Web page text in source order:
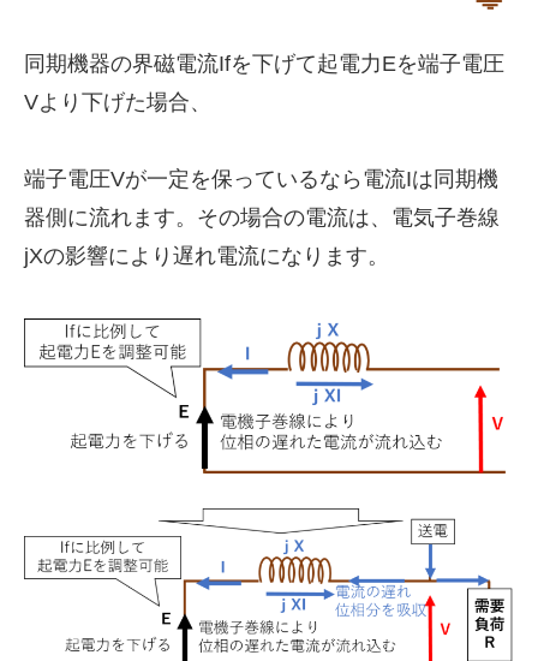
同期機器の界磁電流Ifを下げて起電力Eを端子電圧
Vより下げた場合、
端子電圧Vが一定を保っているなら電流Iは同期機
器側に流れます。その場合の電流は、電気子巻線
jXの影響により遅れ電流になります。